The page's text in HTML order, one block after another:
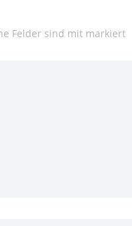
Felder sind mit markiert